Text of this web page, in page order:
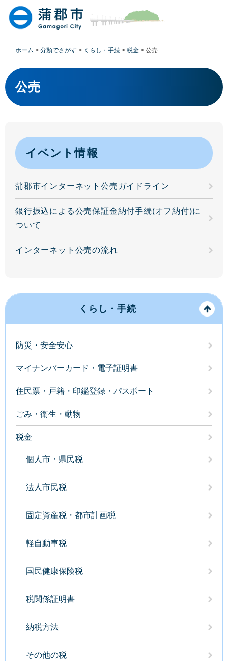
す
。
し
て
ホーム > 分類でさがす > くらし・手続 > 税金 > 公売
本
文
公売
イベント情報
蒲郡市インターネット公売ガイドライン
銀行振込による公売保証金納付手続(オフ納付)に
ついて
インターネット公売の流れ
くらし・手続
防災・安全安心
マイナンバーカード・電子証明書
住民票・戸籍・印鑑登録・パスポート
ごみ・衛生・動物
税金
個人市・県民税
法人市民税
固定資産税・都市計画税
軽自動車税
国民健康保険税
税関係証明書
納税方法
その他の税